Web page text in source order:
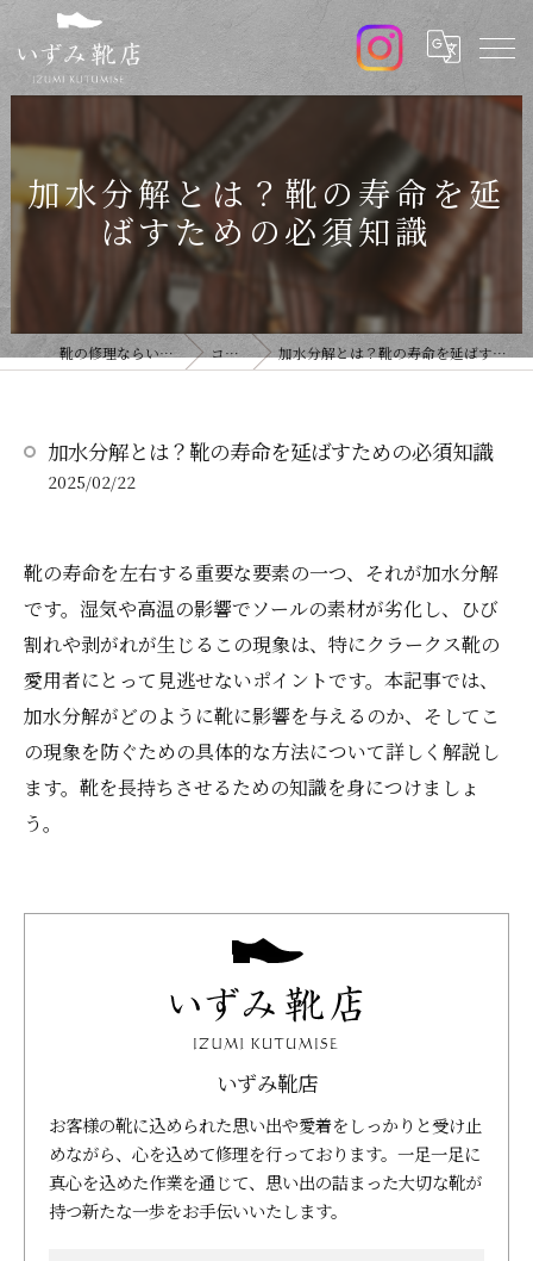
加水分解とは？靴の寿命を延
ばすための必須知識
靴の修理ならいずみ靴店 コラム 加水分解とは？靴の寿命を延ばすための必須知識
加水分解とは？靴の寿命を延ばすための必須知識
2025/02/22
靴の寿命を左右する重要な要素の一つ、それが加水分解
です。湿気や高温の影響でソールの素材が劣化し、ひび
割れや剥がれが生じるこの現象は、特にクラークス靴の
愛用者にとって見逃せないポイントです。本記事では、
加水分解がどのように靴に影響を与えるのか、そしてこ
の現象を防ぐための具体的な方法について詳しく解説し
ます。靴を長持ちさせるための知識を身につけましょ
う。
いずみ靴店
お客様の靴に込められた思い出や愛着をしっかりと受け止
めながら、心を込めて修理を行っております。一足一足に
真心を込めた作業を通じて、思い出の詰まった大切な靴が
持つ新たな一歩をお手伝いいたします。